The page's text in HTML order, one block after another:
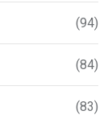
(94)
(84)
(83)